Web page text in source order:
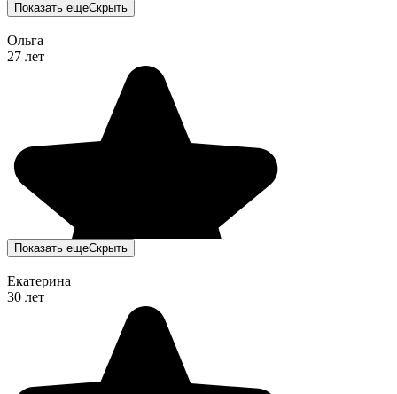
Показать ещеСкрыть
Ольга
27 лет
Показать ещеСкрыть
Екатерина
30 лет